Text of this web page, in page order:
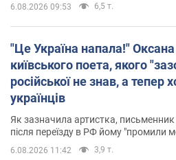
6.08.2026 09:53 6,5 т.
"Це Україна напала!"
київського поета, якого
російської не знав, а тепер
українців
Як зазначила артистка,
після переїзду в РФ йому "промили
6.08.2026 11:42 3,9 т.